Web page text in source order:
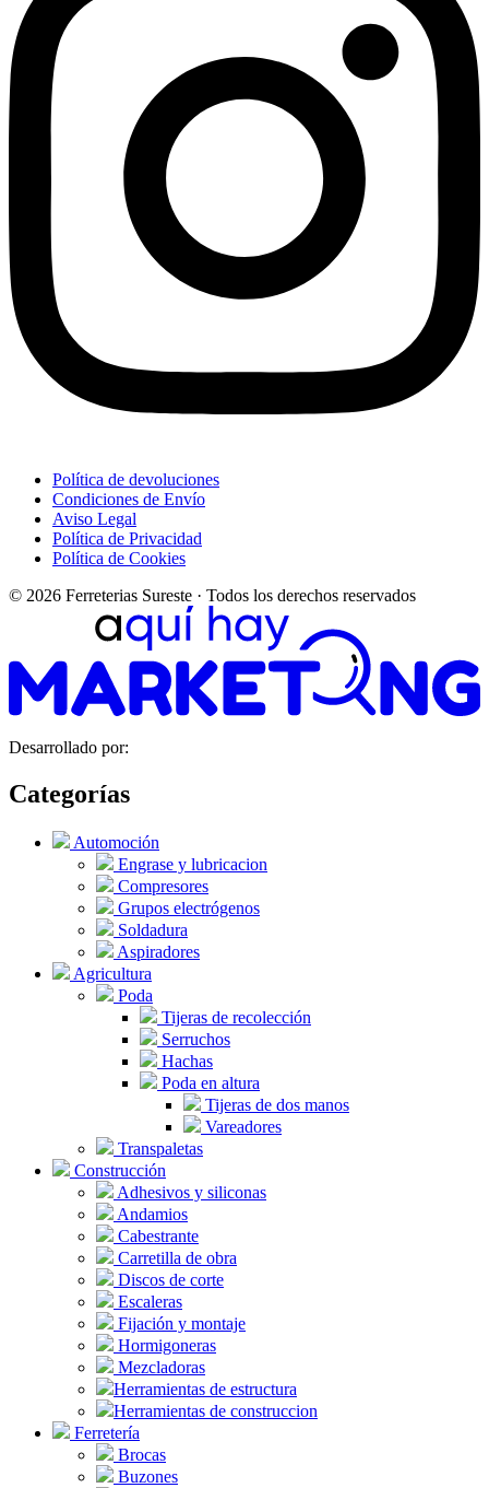
Política de devoluciones
Condiciones de Envío
Aviso Legal
Política de Privacidad
Política de Cookies
© 2026 Ferreterias Sureste · Todos los derechos reservados
Desarrollado por:
Categorías
Automoción
Engrase y lubricacion
Compresores
Grupos electrógenos
Soldadura
Aspiradores
Agricultura
Poda
Tijeras de recolección
Serruchos
Hachas
Poda en altura
Tijeras de dos manos
Vareadores
Transpaletas
Construcción
Adhesivos y siliconas
Andamios
Cabestrante
Carretilla de obra
Discos de corte
Escaleras
Fijación y montaje
Hormigoneras
Mezcladoras
Herramientas de estructura
Herramientas de construccion
Ferretería
Brocas
Buzones